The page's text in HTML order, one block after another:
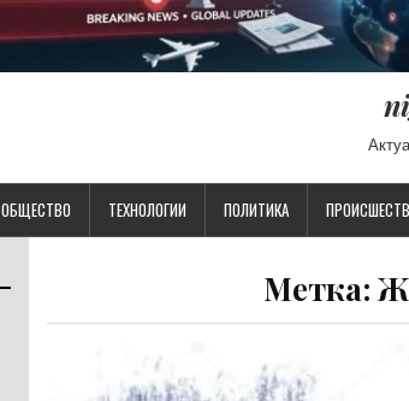
ОБЩЕСТВО ТЕХНОЛОГИИ ПОЛИТИКА
Метка: